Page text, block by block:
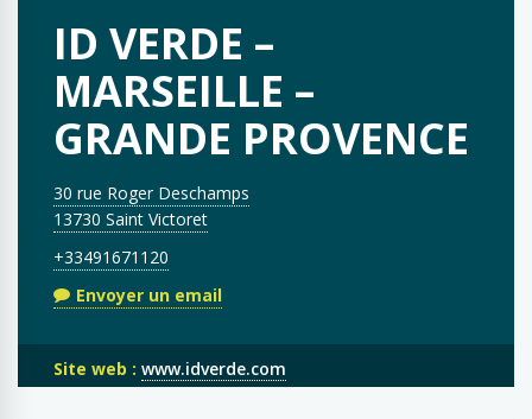
ID VERDE –
MARSEILLE –
GRANDE PROVENCE
30 rue Roger Deschamps
13730 Saint Victoret
+33491671120
Envoyer un email
Site web : www.idverde.com